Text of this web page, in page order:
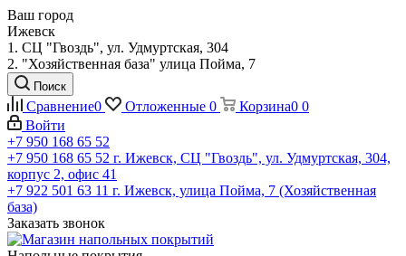
Ваш город
Ижевск
1. СЦ "Гвоздь", ул. Удмуртская, 304
2. "Хозяйственная база" улица Пойма, 7
Поиск
Сравнение0 Отложенные 0 Корзина0 0
Войти
+7 950 168 65 52
+7 950 168 65 52 г. Ижевск, СЦ "Гвоздь", ул. Удмуртская, 304,
корпус 2, офис 41
+7 922 501 63 11 г. Ижевск, улица Пойма, 7 (Хозяйственная
база)
Заказать звонок